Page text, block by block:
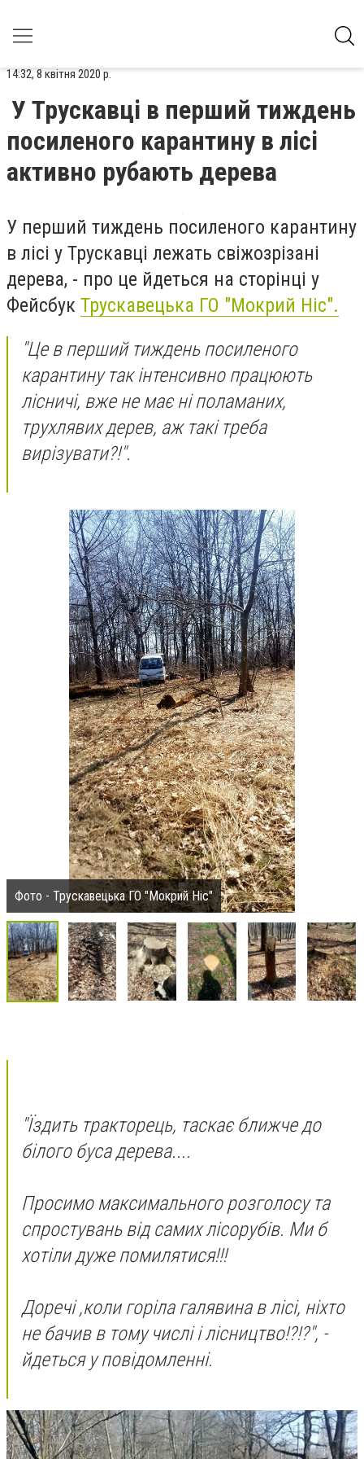
14:32, 8 квітня 2020 р.
У Трускавці в перший тиждень
посиленого карантину в лісі
активно рубають дерева
У перший тиждень посиленого карантину
в лісі у Трускавці лежать свіжозрізані
дерева, - про це йдеться на сторінці у
Фейсбук Трускавецька ГО "Мокрий Ніс".
"Це в перший тиждень посиленого
карантину так інтенсивно працюють
лісничі, вже не має ні поламаних,
трухлявих дерев, аж такі треба
вирізувати?!".
Фото - Трускавецька ГО "Мокрий Ніс"
"Їздить тракторець, таскає ближче до
білого буса дерева....
Просимо максимального розголосу та
спростувань від самих лісорубів. Ми б
хотіли дуже помилятися!!!
Доречі ,коли горіла галявина в лісі, ніхто
не бачив в тому числі і лісництво!?!?", -
йдеться у повідомленні.